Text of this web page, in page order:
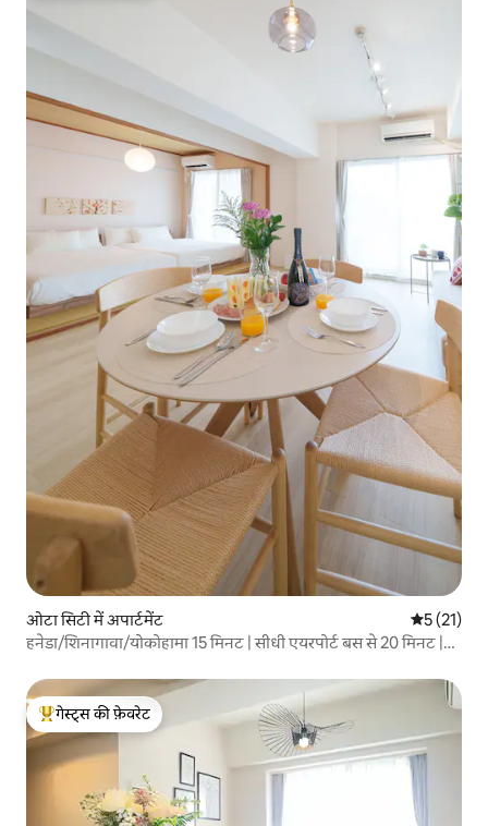
ओटा सिटी में अपार्टमेंट औसत रेटिंग
5 (21)
हनेडा/शिनागावा/योकोहामा 15 मिनट | सीधी एयरपोर्ट बस से 20 मिनट |
दुकान 0 मिनट
गेस्ट्स का टॉप फ़ेवरेट
गेस्ट्स की फ़ेवरेट